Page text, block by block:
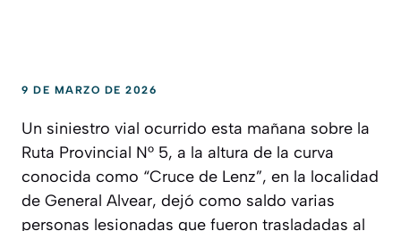
9 DE MARZO DE 2026
Un siniestro vial ocurrido esta mañana sobre la
Ruta Provincial N° 5, a la altura de la curva
conocida como “Cruce de Lenz”, en la localidad
de General Alvear, dejó como saldo varias
personas lesionadas que fueron trasladadas al